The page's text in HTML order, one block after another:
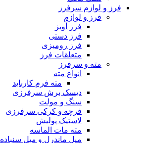
فرز و لوازم سرفرز
فرز و لوازم
فرز آویز
فرز دستی
فرز رومیزی
متعلقات فرز
مته و سرفرز
انواع مته
مته فرم کارباید
دیسک برش سرفرزی
سنگ و مولت
فرچه و کرکی سرفرزی
لاستیک پولیش
مته مات الماسه
میل ماندرل و میل سنباده